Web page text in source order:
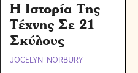
Η Ιστορία Της
Τέχνης Σε 21
Σκύλους
JOCELYN NORBURY